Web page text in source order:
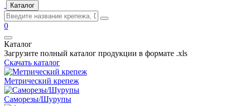
Каталог
0
Каталог
Загрузите полный каталог продукции в формате .xls
Скачать каталог
Метрический крепеж
Саморезы/Шурупы